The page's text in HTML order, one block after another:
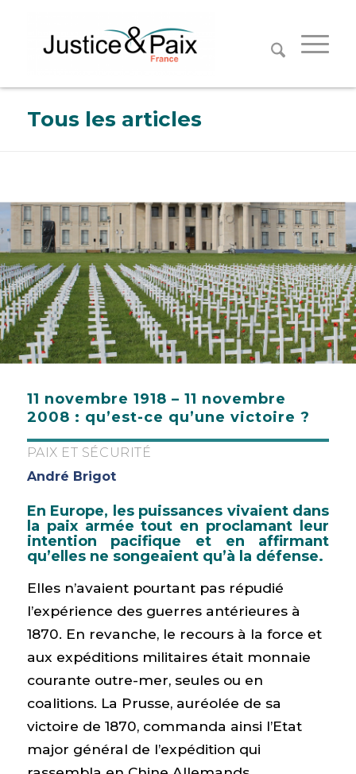
Tous les articles
11 novembre 1918 – 11 novembre
2008 : qu’est-ce qu’une victoire ?
PAIX ET SÉCURITÉ
André Brigot
En Europe, les puissances vivaient dans
la paix armée tout en proclamant leur
intention pacifique et en affirmant
qu’elles ne songeaient qu’à la défense.
Elles n’avaient pourtant pas répudié
l’expérience des guerres antérieures à
1870. En revanche, le recours à la force et
aux expéditions militaires était monnaie
courante outre-mer, seules ou en
coalitions. La Prusse, auréolée de sa
victoire de 1870, commanda ainsi l’Etat
major général de l’expédition qui